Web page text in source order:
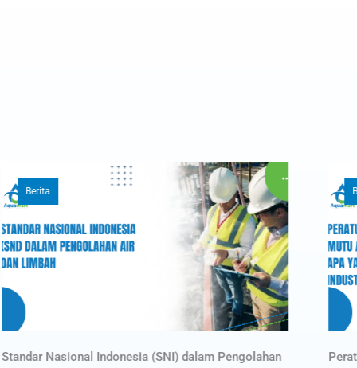
Berita
Peraturan Terbaru Baku Mutu Air Limbah 2025: Apa